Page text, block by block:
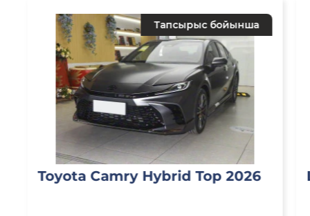
Тапсырыс бойынша
Toyota Camry Hybrid Top 2026